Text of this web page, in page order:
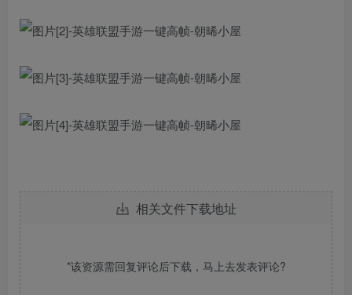
相关文件下载地址
*该资源需回复评论后下载，马上去发表评论?